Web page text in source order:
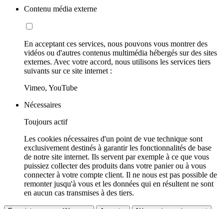
Contenu média externe
En acceptant ces services, nous pouvons vous montrer des
vidéos ou d'autres contenus multimédia hébergés sur des sites
externes. Avec votre accord, nous utilisons les services tiers
suivants sur ce site internet :
Vimeo, YouTube
Nécessaires
Toujours actif
Les cookies nécessaires d'un point de vue technique sont
exclusivement destinés à garantir les fonctionnalités de base
de notre site internet. Ils servent par exemple à ce que vous
puissiez collecter des produits dans votre panier ou à vous
connecter à votre compte client. Il ne nous est pas possible de
remonter jusqu'à vous et les données qui en résultent ne sont
en aucun cas transmises à des tiers.